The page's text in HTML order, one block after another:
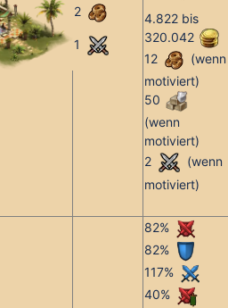
2
1
4.822 bis
320.042
12
(wenn
motiviert)
50
(wenn
motiviert)
2
(wenn
motiviert)
82%
82%
117%
40%